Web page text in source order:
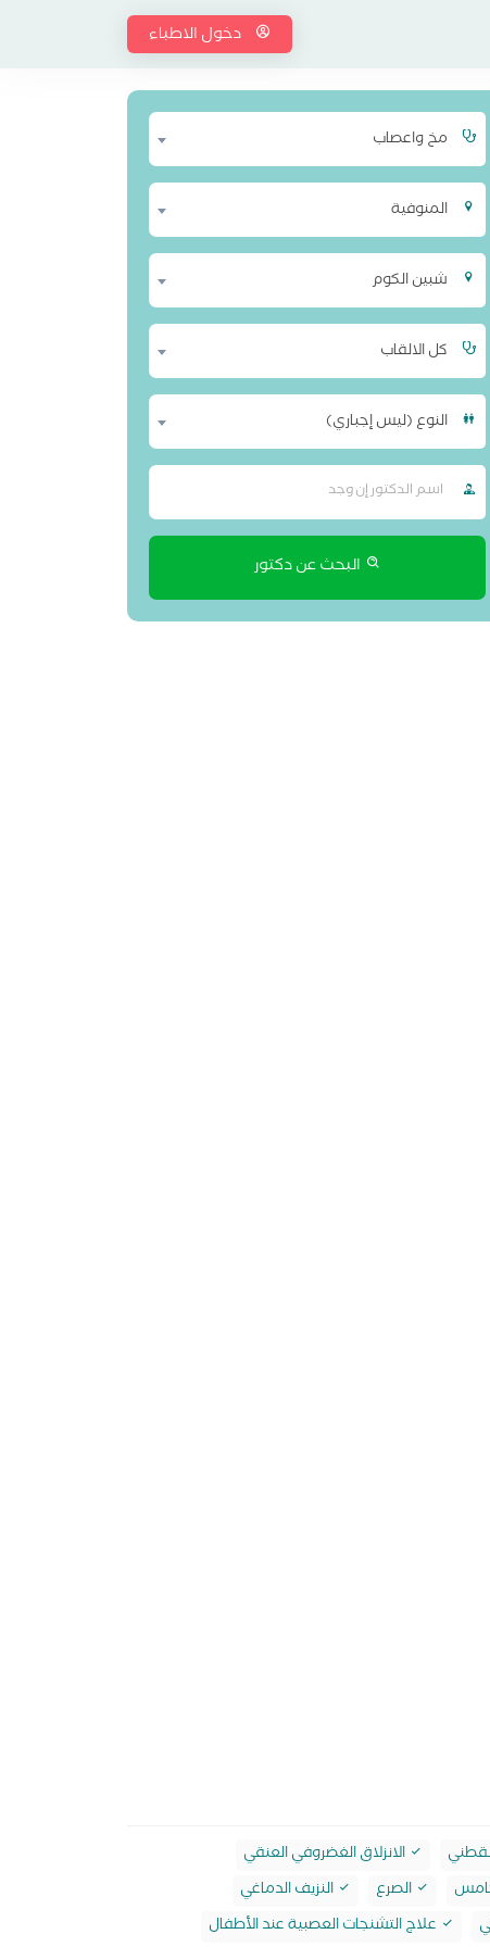
دخول الاطباء
مخ واعصاب
المنوفية
شبين الكوم
كل الالقاب
النوع (ليس إجباري)
البحث عن دكتور
الانزلاق الغضروفي العنقي
الصرع
النزيف الدماغي
علاج التشنجات العصبية عند الأطفال